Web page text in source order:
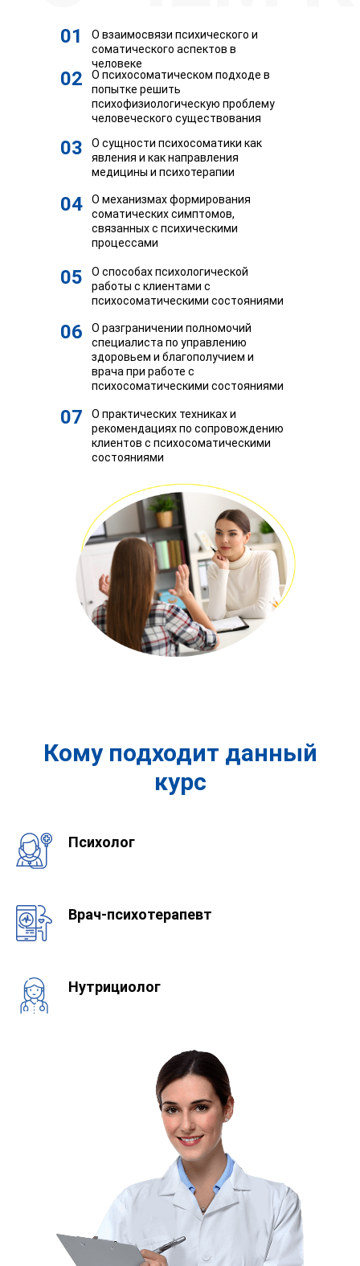
О взаимосвязи психического и
соматического аспектов в
человеке
01
02
03
04
05
06
07
О психосоматическом подходе в
попытке решить
психофизиологическую проблему
человеческого существования
О сущности психосоматики как
явления и как направления
медицины и психотерапии
О механизмах формирования
соматических симптомов,
связанных с психическими
процессами
О способах психологической
работы с клиентами с
психосоматическими состояниями
О разграничении полномочий
специалиста по управлению
здоровьем и благополучием и
врача при работе с
психосоматическими состояниями
О практических техниках и
рекомендациях по сопровождению
клиентов с психосоматическими
состояниями
Кому подходит данный
курс
Психолог
Врач-психотерапевт
Нутрициолог